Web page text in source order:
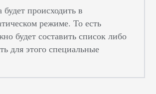
происходить в
режиме. То есть
будет составить список либо
для этого специальные